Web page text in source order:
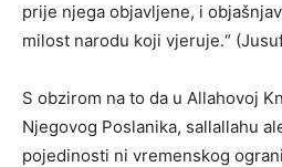
prije njega objavljene, i
milost narodu koji vjeruje.“
S obzirom na to da u Allahovoj
Njegovog Poslanika, sallallahu
pojedinosti ni vremenskog